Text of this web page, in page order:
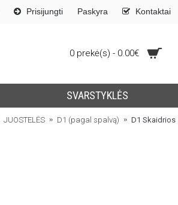
Prisijungti Paskyra Kontaktai
0 prekė(s) - 0.00€
SVARSTYKLĖS
JUOSTELĖS D1 (pagal spalvą) D1 Skaidrios